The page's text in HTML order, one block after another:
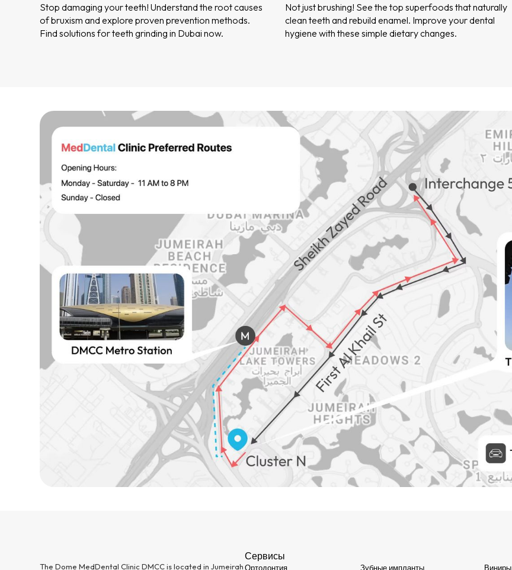
Stop damaging your teeth! Understand the root causes
of bruxism and explore proven prevention methods.
Find solutions for teeth grinding in Dubai now.
Not just brushing! See the top superfoods that naturally
clean teeth and rebuild enamel. Improve your dental
hygiene with these simple dietary changes.
The Dome MedDental Clinic DMCC is located in Jumeirah
Сервисы
Ортодонтия Зубные импланты Виниры